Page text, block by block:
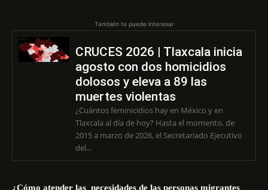
También te puede interesar
CRUCES 2026 | Tlaxcala inicia
agosto con dos homicidios
dolosos y eleva a 89 las
muertes violentas
¿Cuántos feminicidios hay en México y en
Tlaxcala al día de hoy? Hasta el momento, de
2015 a marzo de 2026, el Secretariado Ejecutivo
del...
¿Cómo atender las necesidades de las personas migrantes